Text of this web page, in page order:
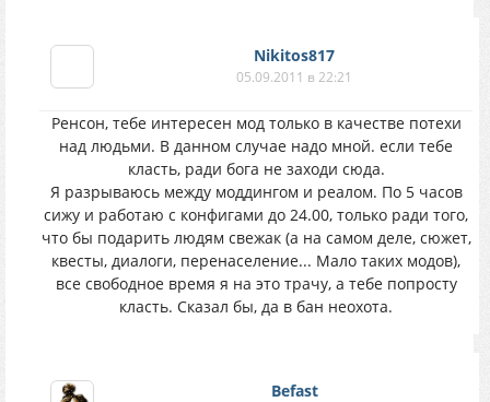
Nikitos817
05.09.2011 в 22:21
Ренсон, тебе интересен мод только в качестве потехи
над людьми. В данном случае надо мной. если тебе
класть, ради бога не заходи сюда.
Я разрываюсь между моддингом и реалом. По 5 часов
сижу и работаю с конфигами до 24.00, только ради того,
что бы подарить людям свежак (а на самом деле, сюжет,
квесты, диалоги, перенаселение... Мало таких модов),
все свободное время я на это трачу, а тебе попросту
класть. Сказал бы, да в бан неохота.
Befast